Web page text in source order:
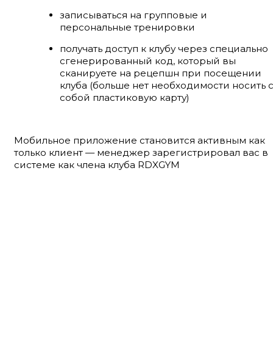
записываться на групповые и
персональные тренировки
получать доступ к клубу через специально
сгенерированный код, который вы
сканируете на рецепшн при посещении
клуба (больше нет необходимости носить с
собой пластиковую карту)
Мобильное приложение становится активным как
только клиент — менеджер зарегистрировал вас в
системе как члена клуба RDXGYM